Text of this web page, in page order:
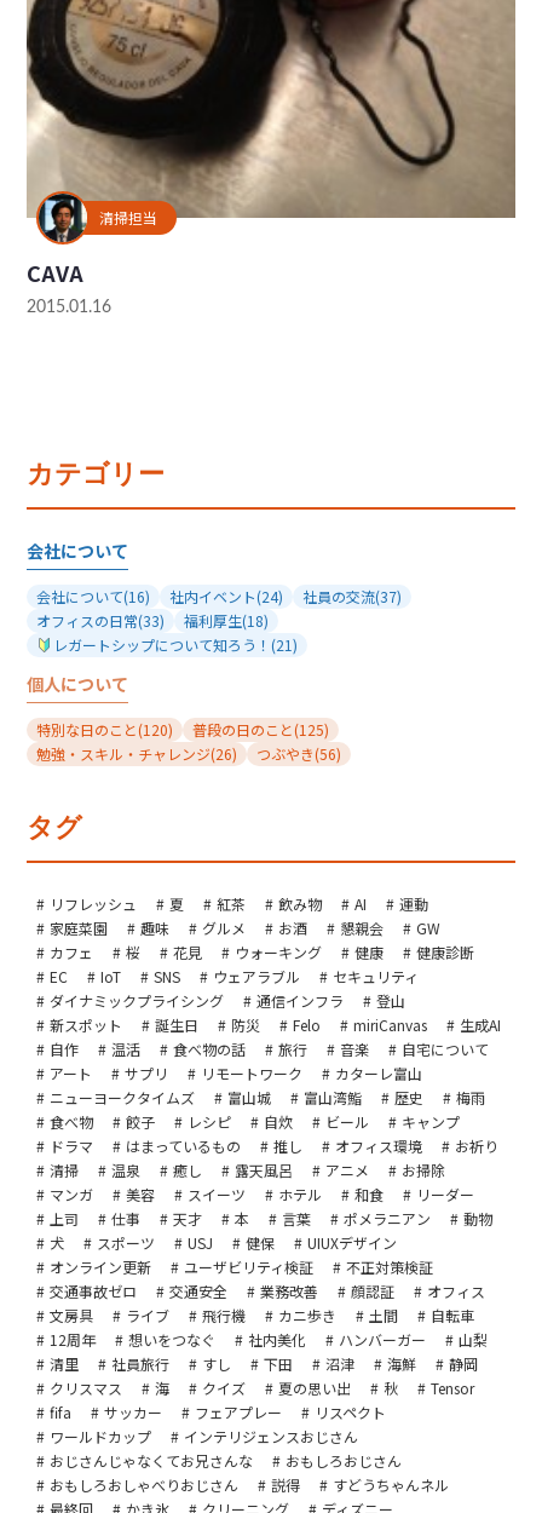
清掃担当
CAVA
2015.01.16
カテゴリー
会社について
会社について(16) 社内イベント(24) 社員の交流(37)
オフィスの日常(33) 福利厚生(18)
レガートシップについて知ろう！ (21)
個人について
特別な日のこと(120) 普段の日のこと(125)
勉強・スキル・チャレンジ(26) つぶやき(56)
タグ
リフレッシュ 夏 紅茶 飲み物 AI
運動
家庭菜園
趣味 グルメ お酒 懇親会
GW
カフェ
桜 花見 ウォーキング 健康
健康診断
EC
IoT SNS ウェアラブル
セキュリティ
ダイナミックプライシング
通信インフラ
登山
新スポット
誕生日 防災 Felo miriCanvas
生成AI
自作
温活 食べ物の話 旅行 音楽
自宅について
アート
サプリ リモートワーク
カターレ富山
ニューヨークタイムズ
富山城 富山湾鮨 歴史
梅雨
食べ物
餃子 レシピ 自炊 ビール
キャンプ
ドラマ
はまっているもの 推し オフィス環境
お祈り
清掃
温泉 癒し 露天風呂 アニメ
お掃除
マンガ
美容 スイーツ ホテル 和食
リーダー
上司
仕事 天才 本 言葉 ポメラニアン
動物
犬
スポーツ USJ 健保
UIUXデザイン
オンライン更新
ユーザビリティ検証
不正対策検証
交通事故ゼロ
交通安全 業務改善 顔認証
オフィス
文房具
ライブ 飛行機 カニ歩き 土間
自転車
12周年
想いをつなぐ 社内美化 ハンバーガー
山梨
清里
社員旅行 すし 下田 沼津 海鮮
静岡
クリスマス
海 クイズ 夏の思い出 秋
Tensor
fifa
サッカー フェアプレー
リスペクト
ワールドカップ
インテリジェンスおじさん
おじさんじゃなくてお兄さんな
おもしろおじさん
おもしろおしゃべりおじさん
説得
すどうちゃんネル
最終回
かき氷 クリーニング
ディズニー